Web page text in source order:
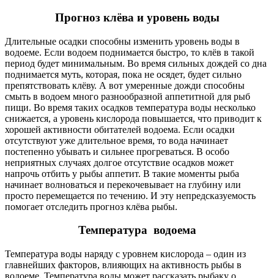
Прогноз клёва и уровень воды
Длительные осадки способны изменить уровень воды в
водоеме. Если водоем поднимается быстро, то клёв в такой
период будет минимальным. Во время сильных дождей со дна
поднимается муть, которая, пока не осядет, будет сильно
препятствовать клёву. А вот умеренные дожди способны
смыть в водоем много разнообразной аппетитной для рыб
пищи. Во время таких осадков температура воды несколько
снижается, а уровень кислорода повышается, что приводит к
хорошей активности обитателей водоема. Если осадки
отсутствуют уже длительное время, то вода начинает
постепенно убывать и сильнее прогреваться. В особо
неприятных случаях долгое отсутствие осадков может
напрочь отбить у рыбы аппетит. В такие моменты рыба
начинает волноваться и перекочевывает на глубину или
просто перемещается по течению. И эту непредсказуемость
помогает отследить прогноз клёва рыбы.
Температура водоема
Температура воды наряду с уровнем кислорода – один из
главнейших факторов, влияющих на активность рыбы в
водоеме. Температура воды может рассказать рыбаку о